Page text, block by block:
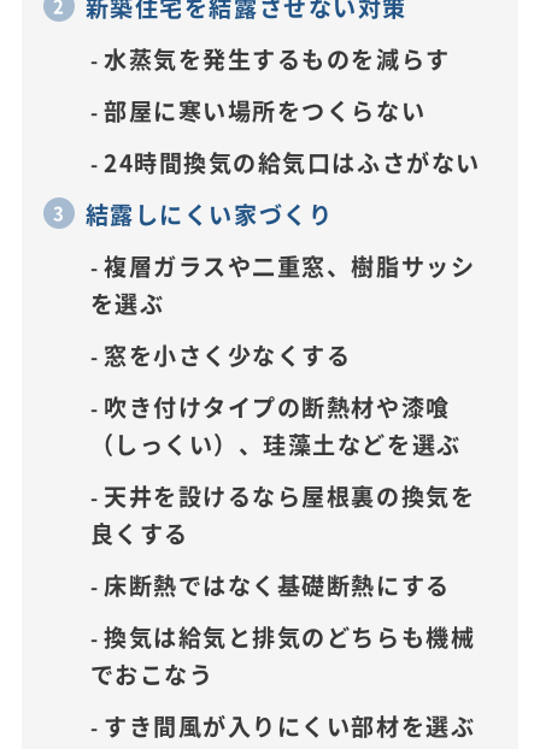
新築住宅を結露させない対策
水蒸気を発生するものを減らす
部屋に寒い場所をつくらない
24時間換気の給気口はふさがない
結露しにくい家づくり
複層ガラスや二重窓、樹脂サッシ
を選ぶ
窓を小さく少なくする
吹き付けタイプの断熱材や漆喰
（しっくい）、珪藻土などを選ぶ
天井を設けるなら屋根裏の換気を
良くする
床断熱ではなく基礎断熱にする
換気は給気と排気のどちらも機械
でおこなう
すき間風が入りにくい部材を選ぶ